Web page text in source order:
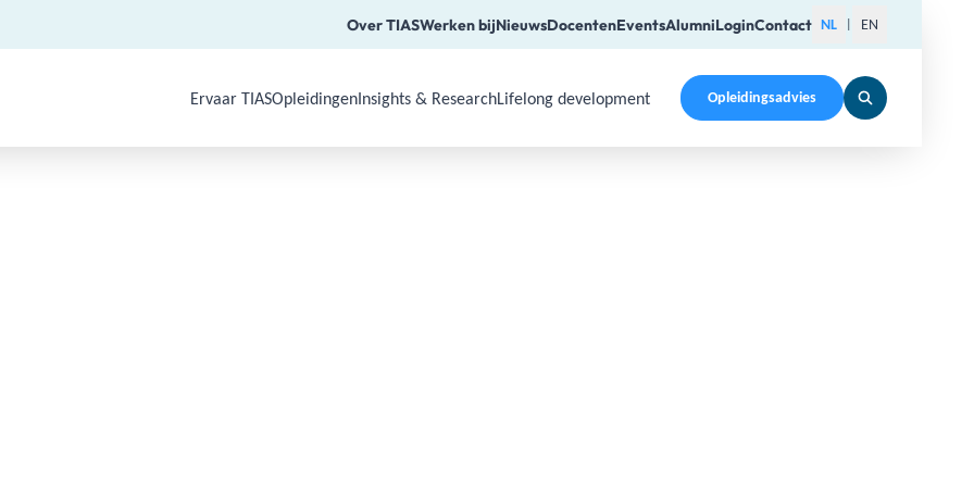
Over TIASWerken bijNieuwsDocentenEventsAlumniLoginContact NL EN
Use Arrow Down, Enter or Space to open a submenu. Use Arrow Up, Home, End to navigate items
Ervaar TIASOpleidingenInsights & ResearchLifelong development Opleidingsadvies